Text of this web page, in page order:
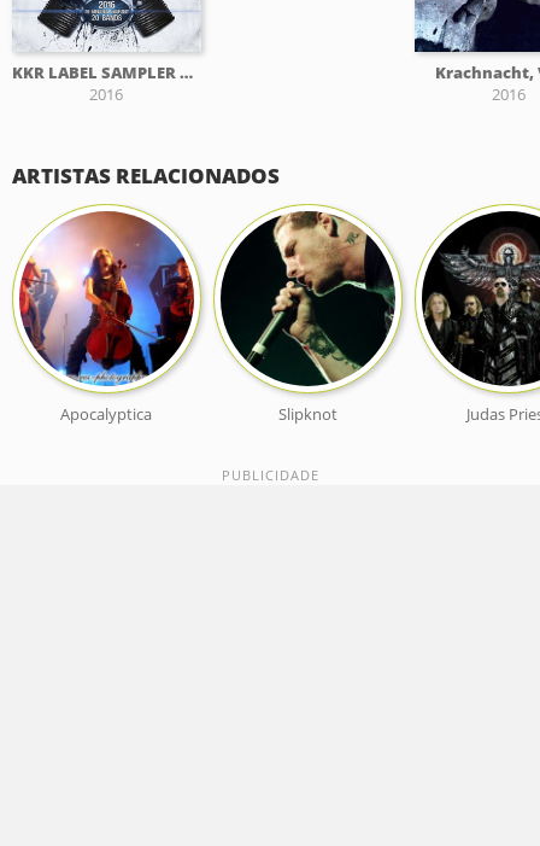
KKR LABEL SAMPLER 2016
2016
Krachnacht,
2016
ARTISTAS RELACIONADOS
Apocalyptica Slipknot Judas